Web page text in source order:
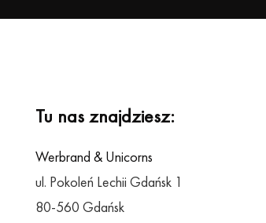
Tu nas znajdziesz:
Werbrand & Unicorns
ul. Pokoleń Lechii Gdańsk 1
80-560 Gdańsk